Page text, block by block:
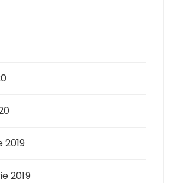
2019